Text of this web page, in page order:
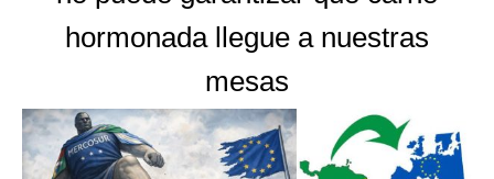
hormonada llegue a nuestras
mesas